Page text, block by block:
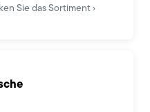
Sie das Sortiment